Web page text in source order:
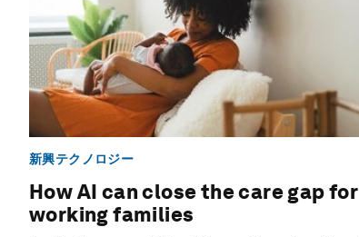
新興テクノロジー
How AI can close the care gap for
working families